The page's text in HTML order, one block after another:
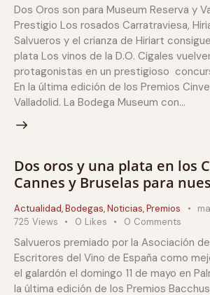
Dos Oros son para Museum Reserva y
Prestigio Los rosados Carratraviesa,
Salvueros y el crianza de Hiriart
plata Los vinos de la D.O. Cigales
protagonistas en un prestigioso
En la última edición de los Premios
Valladolid. La Bodega Museum con…
Dos oros y una plata en los
Cannes y Bruselas para
Actualidad,Bodegas,Noticias,Premios
725 Views 0 Likes 0 Comments
Salvueros premiado por la Asociación
Escritores del Vino de España como
el galardón el domingo 11 de mayo en
la última edición de los Premios